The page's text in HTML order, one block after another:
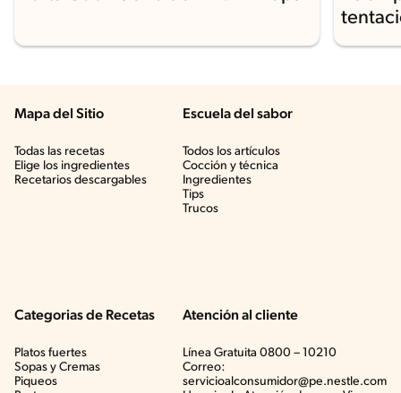
Mapa del Sitio
Todas las recetas
Elige los ingredientes
Recetarios descargables
Escuela del sabor
Todos los artículos
Cocción y técnica
Ingredientes
Tips
Trucos
Categorias de Recetas
Platos fuertes
Sopas y Cremas
Piqueos
Atención al cliente
Línea Gratuita 0800 – 10210
Correo:
servicioalconsumidor@pe.nestle.com